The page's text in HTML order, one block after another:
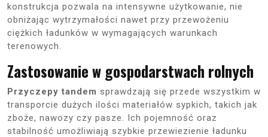
konstrukcja pozwala na intensywne użytkowanie, nie
obniżając wytrzymałości nawet przy przewożeniu
ciężkich ładunków w wymagających warunkach
terenowych.
Zastosowanie w gospodarstwach rolnych
Przyczepy tandem sprawdzają się przede wszystkim w
transporcie dużych ilości materiałów sypkich, takich jak
zboże, nawozy czy pasze. Ich pojemność oraz
stabilność umożliwiają szybkie przewiezienie ładunku